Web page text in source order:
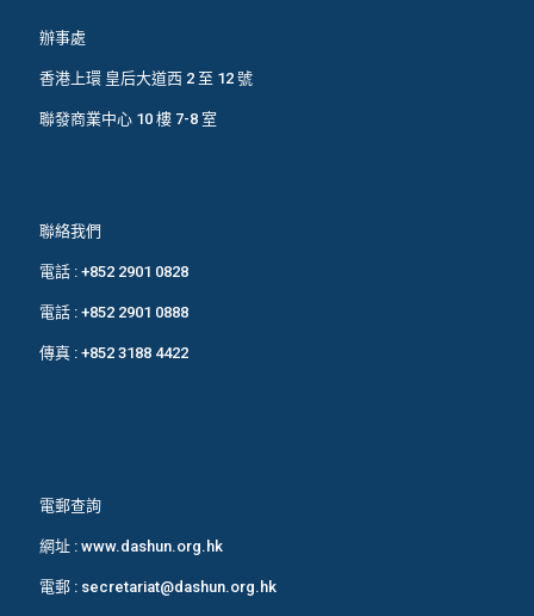
辦事處
香港上環 皇后大道西 2 至 12 號
聯發商業中心 10 樓 7-8 室
聯絡我們
電話 : +852 2901 0828
電話 : +852 2901 0888
傳真 : +852 3188 4422
電郵查詢
網址 : www.dashun.org.hk
電郵 : secretariat@dashun.org.hk